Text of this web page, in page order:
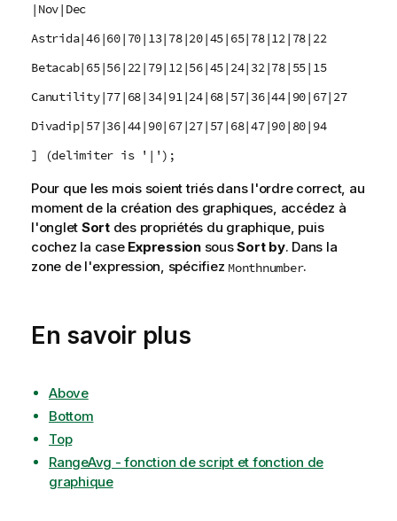
|Nov|Dec
Astrida|46|60|70|13|78|20|45|65|78|12|78|22
Betacab|65|56|22|79|12|56|45|24|32|78|55|15
Canutility|77|68|34|91|24|68|57|36|44|90|67|27
Divadip|57|36|44|90|67|27|57|68|47|90|80|94
] (delimiter is '|');
Pour que les mois soient triés dans l'ordre correct, au
moment de la création des graphiques, accédez à
l'onglet Sortdes propriétés du graphique, puis
cochez la case ExpressionsousSort by. Dans la
zone de l'expression, spécifiez Monthnumber.
En savoir plus
Above
Bottom
Top
RangeAvg - fonction de script et fonction de
graphique